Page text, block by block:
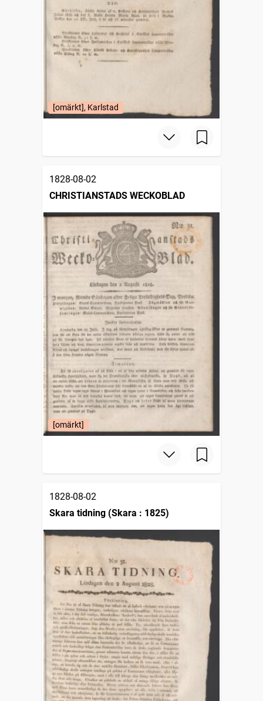
[omärkt], Karlstad
1828-08-02
CHRISTIANSTADS WECKOBLAD
[omärkt]
1828-08-02
Skara tidning (Skara : 1825)